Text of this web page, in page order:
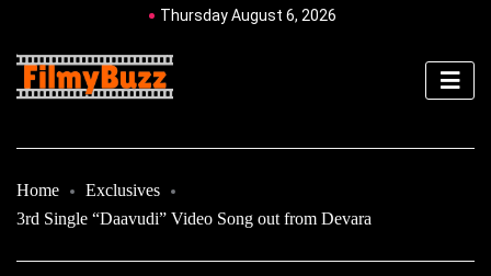
Thursday August 6, 2026
Home
Exclusives
3rd Single “Daavudi” Video Song out from Devara